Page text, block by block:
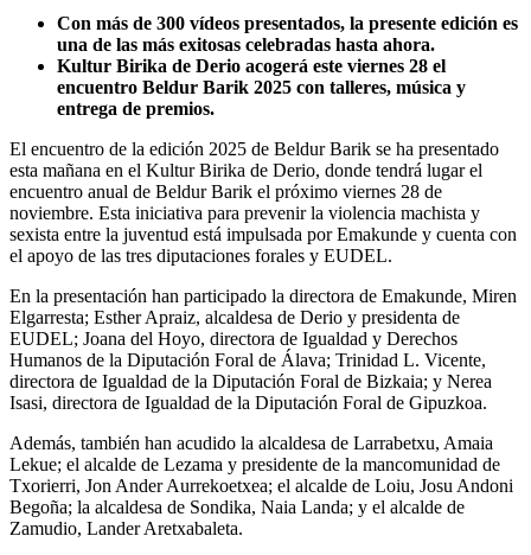
Con más de 300 vídeos presentados, la presente edición es
una de las más exitosas celebradas hasta ahora.
Kultur Birika de Derio acogerá este viernes 28 el
encuentro Beldur Barik 2025 con talleres, música y
entrega de premios.
El encuentro de la edición 2025 de Beldur Barik se ha presentado
esta mañana en el Kultur Birika de Derio, donde tendrá lugar el
encuentro anual de Beldur Barik el próximo viernes 28 de
noviembre. Esta iniciativa para prevenir la violencia machista y
sexista entre la juventud está impulsada por Emakunde y cuenta con
el apoyo de las tres diputaciones forales y EUDEL.
En la presentación han participado la directora de Emakunde, Miren
Elgarresta; Esther Apraiz, alcaldesa de Derio y presidenta de
EUDEL; Joana del Hoyo, directora de Igualdad y Derechos
Humanos de la Diputación Foral de Álava; Trinidad L. Vicente,
directora de Igualdad de la Diputación Foral de Bizkaia; y Nerea
Isasi, directora de Igualdad de la Diputación Foral de Gipuzkoa.
Además, también han acudido la alcaldesa de Larrabetxu, Amaia
Lekue; el alcalde de Lezama y presidente de la mancomunidad de
Txorierri, Jon Ander Aurrekoetxea; el alcalde de Loiu, Josu Andoni
Begoña; la alcaldesa de Sondika, Naia Landa; y el alcalde de
Zamudio, Lander Aretxabaleta.